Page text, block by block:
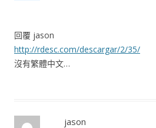
回覆 jason
http://rdesc.com/descargar/2/35/
沒有繁體中文…
jason